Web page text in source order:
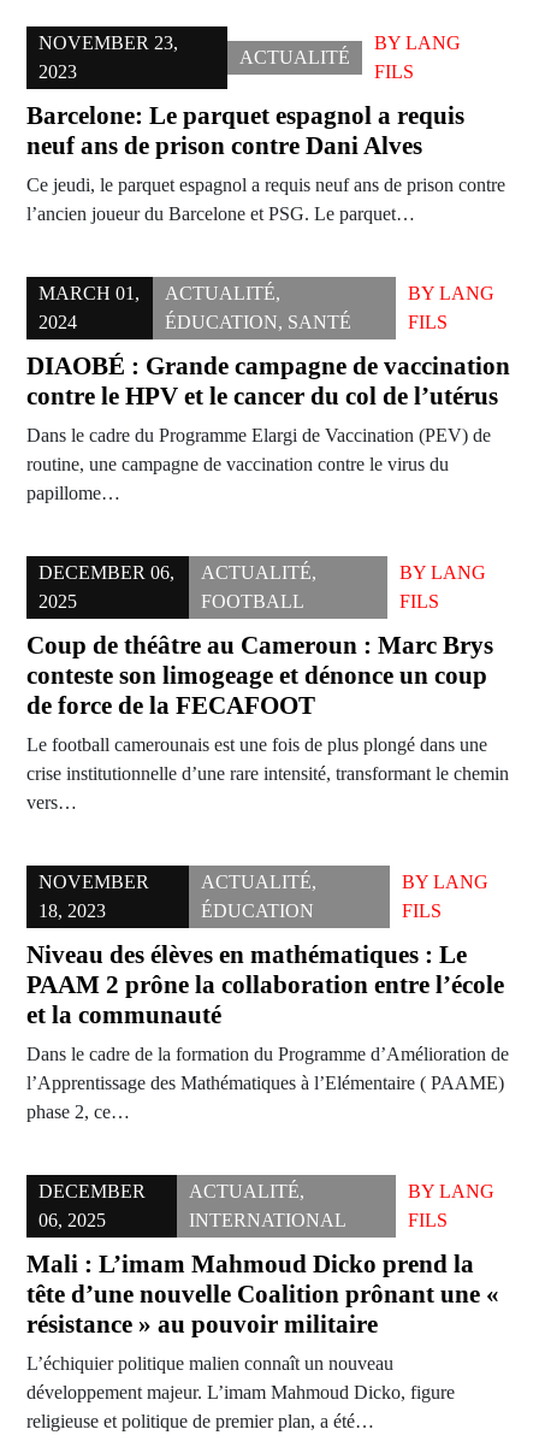
NOVEMBER 23,
2023
ACTUALITÉ
BY LANG
FILS
Barcelone: Le parquet espagnol a requis
neuf ans de prison contre Dani Alves
Ce jeudi, le parquet espagnol a requis neuf ans de prison contre
l’ancien joueur du Barcelone et PSG. Le parquet…
MARCH 01,
2024
ACTUALITÉ,
ÉDUCATION, SANTÉ
BY LANG
FILS
DIAOBÉ : Grande campagne de vaccination
contre le HPV et le cancer du col de l’utérus
Dans le cadre du Programme Elargi de Vaccination (PEV) de
routine, une campagne de vaccination contre le virus du
papillome…
DECEMBER 06,
2025
ACTUALITÉ,
FOOTBALL
BY LANG
FILS
Coup de théâtre au Cameroun : Marc Brys
conteste son limogeage et dénonce un coup
de force de la FECAFOOT
Le football camerounais est une fois de plus plongé dans une
crise institutionnelle d’une rare intensité, transformant le chemin
vers…
NOVEMBER
18, 2023
ACTUALITÉ,
ÉDUCATION
BY LANG
FILS
Niveau des élèves en mathématiques : Le
PAAM 2 prône la collaboration entre l’école
et la communauté
Dans le cadre de la formation du Programme d’Amélioration de
l’Apprentissage des Mathématiques à l’Elémentaire ( PAAME)
phase 2, ce…
DECEMBER
06, 2025
ACTUALITÉ,
INTERNATIONAL
BYLANG
FILS
Mali : L’imam Mahmoud Dicko prend la
tête d’une nouvelle Coalition prônant une «
résistance » au pouvoir militaire
L’échiquier politique malien connaît un nouveau
développement majeur. L’imam Mahmoud Dicko, figure
religieuse et politique de premier plan, a été…